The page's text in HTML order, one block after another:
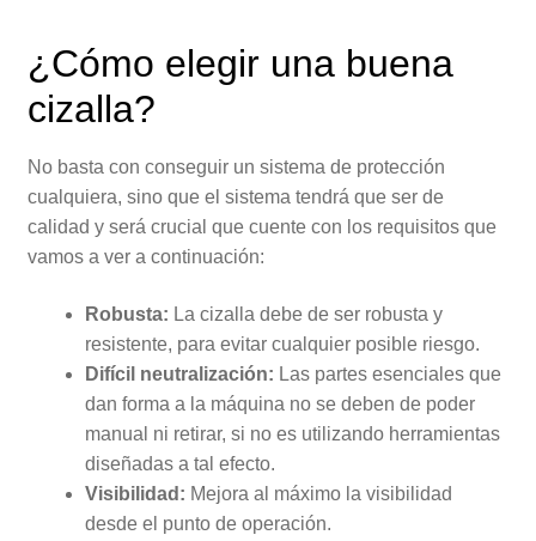
¿Cómo elegir una buena
cizalla?
No basta con conseguir un sistema de protección
cualquiera, sino que el sistema tendrá que ser de
calidad y será crucial que cuente con los requisitos que
vamos a ver a continuación:
Robusta: La cizalla debe de ser robusta y
resistente, para evitar cualquier posible riesgo.
Difícil neutralización: Las partes esenciales que
dan forma a la máquina no se deben de poder
manual ni retirar, si no es utilizando herramientas
diseñadas a tal efecto.
Visibilidad: Mejora al máximo la visibilidad
desde el punto de operación.